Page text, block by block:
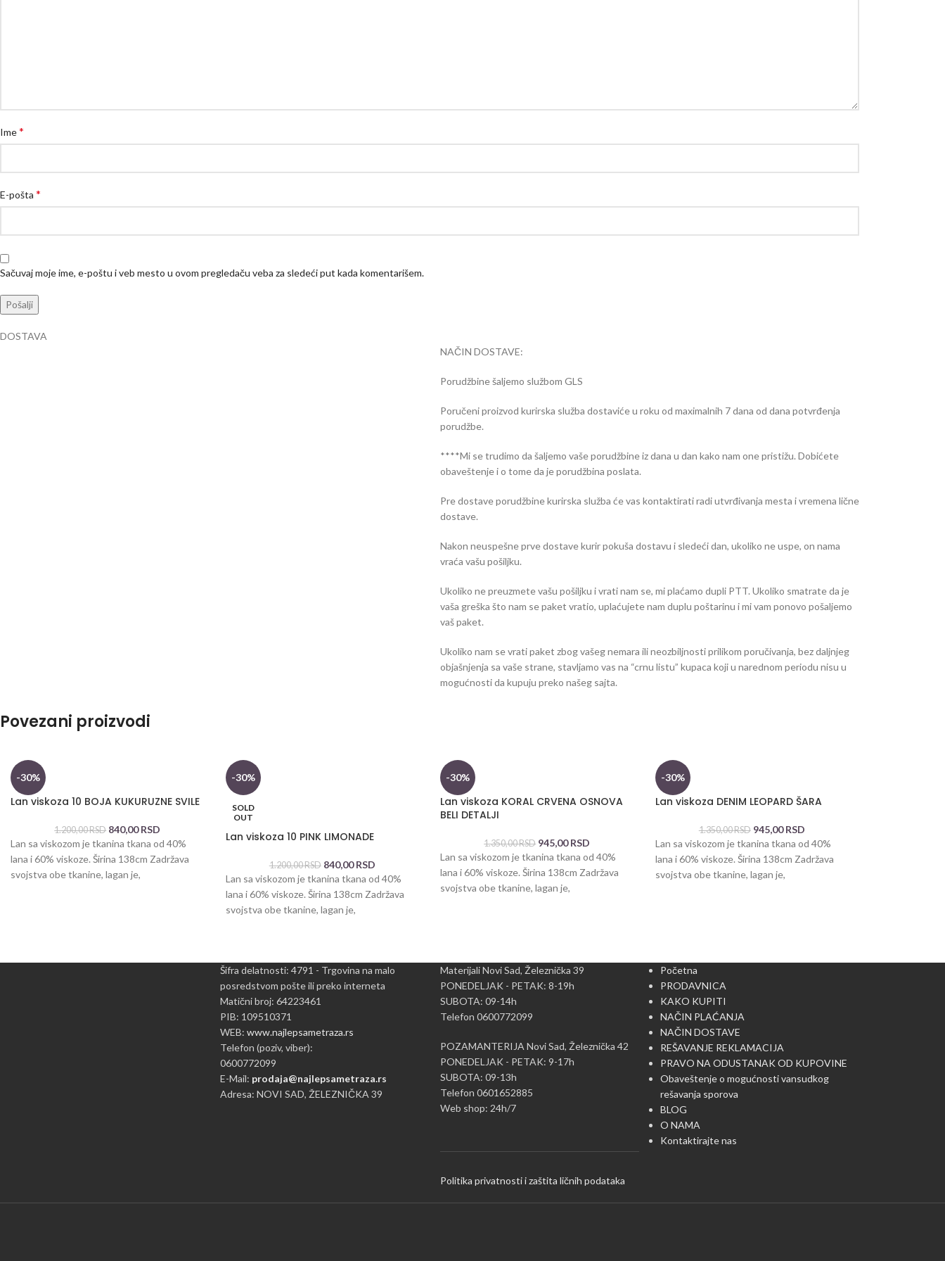
Ime*
E-pošta *
Sačuvaj moje ime, e-poštu i veb mesto u ovom pregledaču veba za sledeći put kada komentarišem.
DOSTAVA
NAČIN DOSTAVE:
Porudžbine šaljemo službom GLS
Poručeni proizvod kurirska služba dostaviće u roku od maximalnih 7 dana od dana potvrđenja
porudžbe.
****Mi se trudimo da šaljemo vaše porudžbine iz dana u dan kako nam one pristižu. Dobićete
obaveštenje i o tome da je porudžbina poslata.
Pre dostave porudžbine kurirska služba će vas kontaktirati radi utvrđivanja mesta i vremena lične
dostave.
Nakon neuspešne prve dostave kurir pokuša dostavu i sledeći dan, ukoliko ne uspe, on nama
vraća vašu pošiljku.
Ukoliko ne preuzmete vašu pošiljku i vrati nam se, mi plaćamo dupli PTT. Ukoliko smatrate da je
vaša greška što nam se paket vratio, uplaćujete nam duplu poštarinu i mi vam ponovo pošaljemo
vaš paket.
Ukoliko nam se vrati paket zbog vašeg nemara ili neozbiljnosti prilikom poručivanja, bez daljnjeg
objašnjenja sa vaše strane, stavljamo vas na “crnu listu” kupaca koji u narednom periodu nisu u
mogućnosti da kupuju preko našeg sajta.
Povezani proizvodi
-30%
Lan viskoza 10 BOJA KUKURUZNE SVILE
1.200,00RSD 840,00RSD
Lan sa viskozom je tkanina tkana od 40%
lana i 60% viskoze. Širina 138cm Zadržava
svojstva obe tkanine, lagan je,
-30%
SOLD
OUT
Lan viskoza 10 PINK LIMONADE
1.200,00RSD 840,00RSD
Lan sa viskozom je tkanina tkana od 40%
lana i 60% viskoze. Širina 138cm Zadržava
svojstva obe tkanine, lagan je,
-30%
Lan viskoza KORAL CRVENA OSNOVA
BELI DETALJI
1.350,00RSD 945,00RSD
Lan sa viskozom je tkanina tkana od 40%
lana i 60% viskoze. Širina 138cm Zadržava
svojstva obe tkanine, lagan je,
-30%
Lan viskoza DENIM LEOPARD ŠARA
1.350,00RSD 945,00RSD
Lan sa viskozom je tkanina tkana od 40%
lana i 60% viskoze. Širina 138cm Zadržava
svojstva obe tkanine, lagan je,
Šifra delatnosti: 4791 - Trgovina na malo
posredstvom pošte ili preko interneta
Matični broj: 64223461
PIB: 109510371
WEB: www.najlepsametraza.rs
Telefon (poziv, viber):
0600772099
E-Mail: prodaja@najlepsametraza.rs
Adresa: NOVI SAD, ŽELEZNIČKA 39
Materijali Novi Sad, Železnička 39
PONEDELJAK - PETAK: 8-19h
SUBOTA: 09-14h
Telefon 0600772099
POZAMANTERIJA Novi Sad, Železnička 42
PONEDELJAK - PETAK: 9-17h
SUBOTA: 09-13h
Telefon 0601652885
Web shop: 24h/7
Politika privatnosti i zaštita ličnih podataka
Početna
PRODAVNICA
KAKO KUPITI
NAČIN PLAĆANJA
NAČIN DOSTAVE
REŠAVANJE REKLAMACIJA
PRAVO NA ODUSTANAK OD KUPOVINE
Obaveštenje o mogućnosti vansudkog
rešavanja sporova
BLOG
O NAMA
Kontaktirajte nas